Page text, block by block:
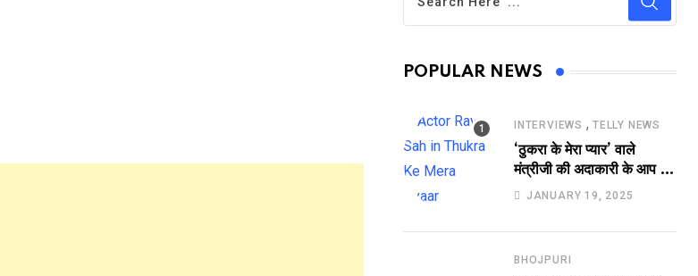
POPULAR NEWS
INTERVIEWS , TELLY NEWS
‘ठुकरा के मेरा प्यार’ वाले
मंत्रीजी की अदाकारी के आप भी
हो जाएंगे फैन, यकीं न हो तो
भूमिका
JANUARY 19, 2025
BHOJPURI